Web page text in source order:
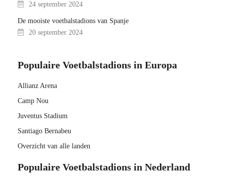
24 september 2024
De mooiste voetbalstadions van Spanje
20 september 2024
Populaire Voetbalstadions in Europa
Allianz Arena
Camp Nou
Juventus Stadium
Santiago Bernabeu
Overzicht van alle landen
Populaire Voetbalstadions in Nederland